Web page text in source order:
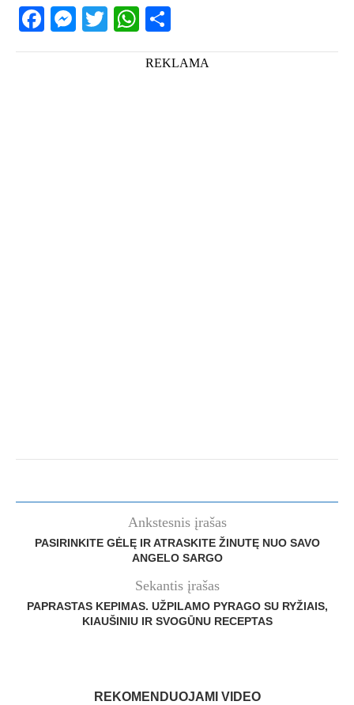
Facebook
Messenger
TwitterWhatsApp
REKLAMA
Ankstesnis įrašas
PASIRINKITE GĖLĘ IR ATRASKITE ŽINUTĘ NUO SAVO
ANGELO SARGO
Sekantis įrašas
PAPRASTAS KEPIMAS. UŽPILAMO PYRAGO SU RYŽIAIS,
KIAUŠINIU IR SVOGŪNU RECEPTAS
REKOMENDUOJAMI VIDEO